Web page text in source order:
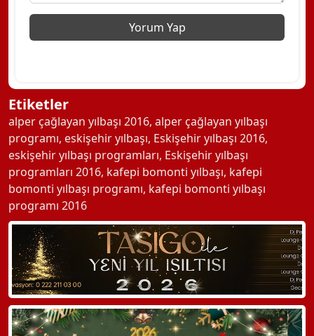
Etiketler
alper çağlayan yılbaşı 2016, alper çağlayan yılbaşı
programı, eskişehir yılbaşı, Eskişehir yılbaşı 2016,
eskişehir yılbaşı programları, Eskişehir yılbaşı
programları 2016, kafepi bomonti yılbaşı, kafepi
bomonti yılbaşı programı, kafepi bomonti yılbaşı
programı 2016